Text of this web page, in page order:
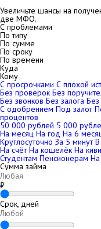
Увеличьте шансы на
две МФО.
С проблемами
По типу
По сумме
По сроку
По времени
Куда
Кому
С просрочками С плохой
Без проверок Без
Без звонков Без залога
С одобрением Под залог
процентов
50 000 рублей 5 000
На месяц На год На 6
Круглосуточно За 5 минут
На счёт На кошелёк На киви
Студентам Пенсионерам На
Сумма займа
₽
Срок, дней